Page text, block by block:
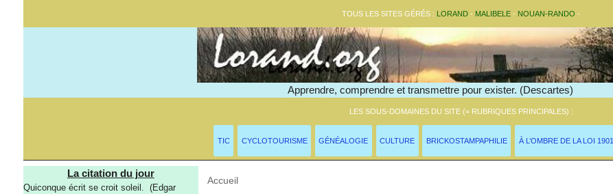
TOUS LES SITES GÉRÉS : LORAND - MALIBELE - NOUAN-RANDO -
Apprendre, comprendre et transmettre pour exister. (Descartes)
LES SOUS-DOMAINES DU SITE (= RUBRIQUES PRINCIPALES) :
TIC CYCLOTOURISME GÉNÉALOGIE CULTURE BRICKOSTAMPAPHILIE À L’OMBRE DE LA LOI 1901
La citation du jour
Quiconque écrit se croit soleil. (Edgar
Accueil